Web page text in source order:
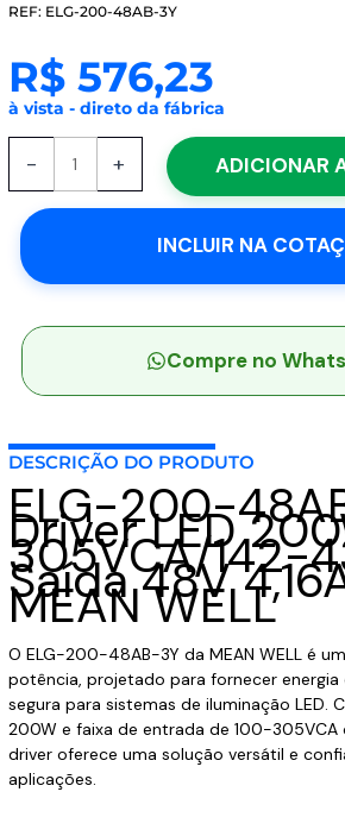
REF: ELG-200-48AB-3Y
R$576,23
à vista - direto da fábrica
-
3Y
Driver
200W
305VCA/142-
48V
4,16A
-
MEAN
WELL
quantidade
+ ADICIONAR
INCLUIR NA
Compre no
DESCRIÇÃO DO PRODUTO
ELG-200-
Driver LED
305VCA/142-
Saída 48V
MEAN WELL
O ELG-200-48AB-3Y da MEAN WELL é
potência, projetado para fornecer
segura para sistemas de iluminação LED.
200W e faixa de entrada de 100-305VCA
driver oferece uma solução versátil e
aplicações.